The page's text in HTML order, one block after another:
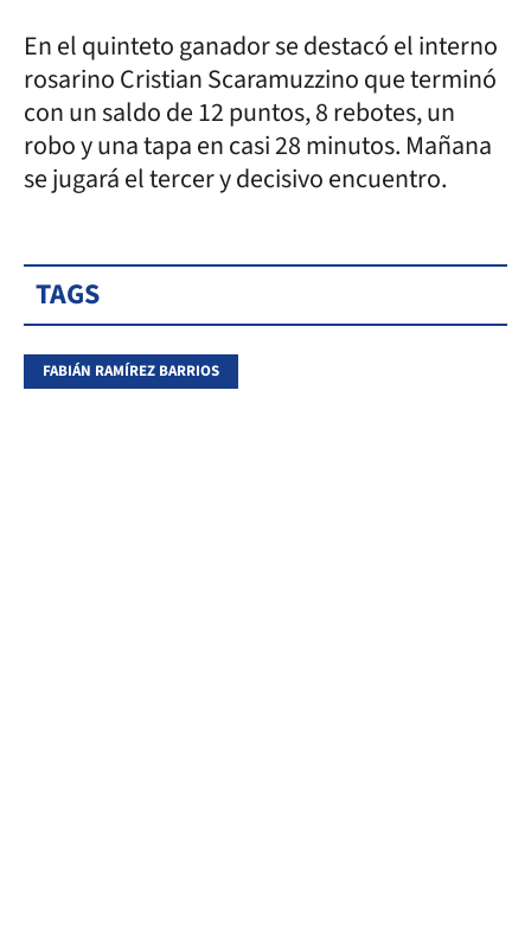
En el quinteto ganador se destacó el interno
rosarino Cristian Scaramuzzino que terminó
con un saldo de 12 puntos, 8 rebotes, un
robo y una tapa en casi 28 minutos. Mañana
se jugará el tercer y decisivo encuentro.
TAGS
FABIÁN RAMÍREZ BARRIOS